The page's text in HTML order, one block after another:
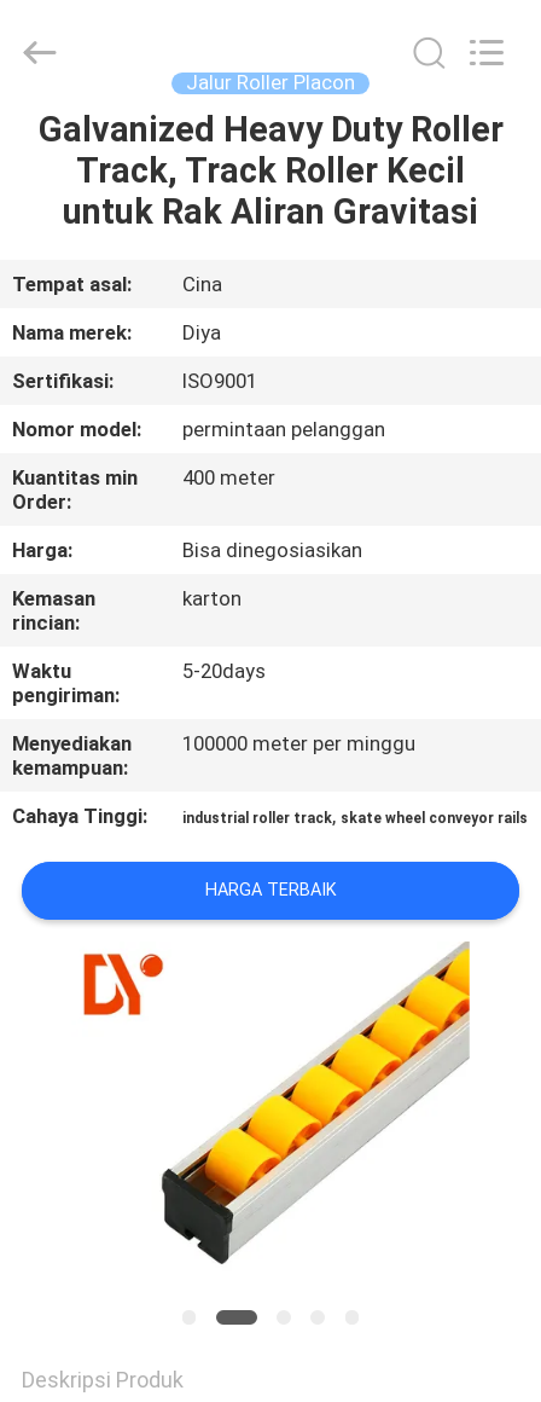
RUMAH
PRODUK
TENTANG
KAMI
TUR
PABRIK
KONTROL
KUALITAS
HUBUNGI
KAMI
BERITA
KASUS
PERMINTAAN
PENAWARAN
SITEMAP
Reserved.
Jalur Roller Placon
Galvanized Heavy Duty Roller
Track, Track Roller Kecil
untuk Rak Aliran Gravitasi
Tempat asal:
Cina
Nama merek:
Diya
Sertifikasi:
ISO9001
Nomor model:
permintaan pelanggan
Kuantitas min
Order:
400 meter
Harga:
Bisa dinegosiasikan
Kemasan
rincian:
karton
Waktu
pengiriman:
5-20days
Menyediakan
kemampuan:
100000 meter per minggu
Cahaya Tinggi: industrial roller track, skate wheel conveyor rails
HARGA TERBAIK
Deskripsi Produk